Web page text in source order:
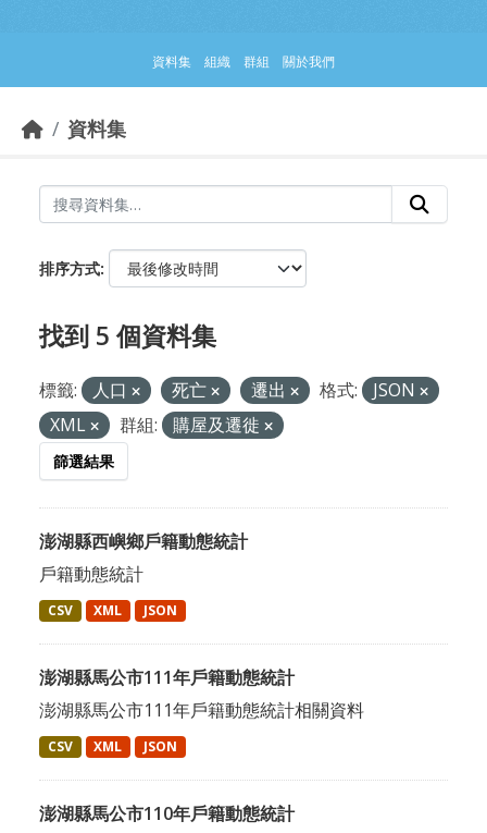
資料集 組織 群組 關於我們
資料集
排序方式
找到 5 個資料集
標籤: 人口 死亡 遷出 格式:
JSON
XML
群組: 購屋及遷徙
篩選結果
澎湖縣西嶼鄉戶籍動態統計
戶籍動態統計
CSV XML JSON
澎湖縣馬公市111年戶籍動態統計
澎湖縣馬公市111年戶籍動態統計相關資料
CSV XML JSON
澎湖縣馬公市110年戶籍動態統計